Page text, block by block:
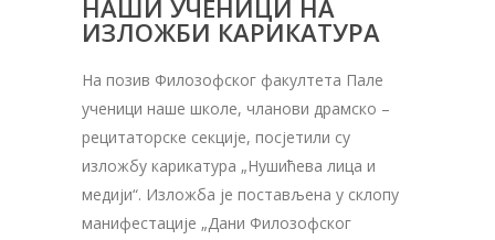
НАШИ УЧЕНИЦИ НА
ИЗЛОЖБИ КАРИКАТУРА
На позив Филозофског факултета Пале
ученици наше школе, чланови драмско –
рецитаторске секције, посјетили су
изложбу карикатура „Нушићева лица и
медији“. Изложба је постављена у склопу
манифестације „Дани Филозофског